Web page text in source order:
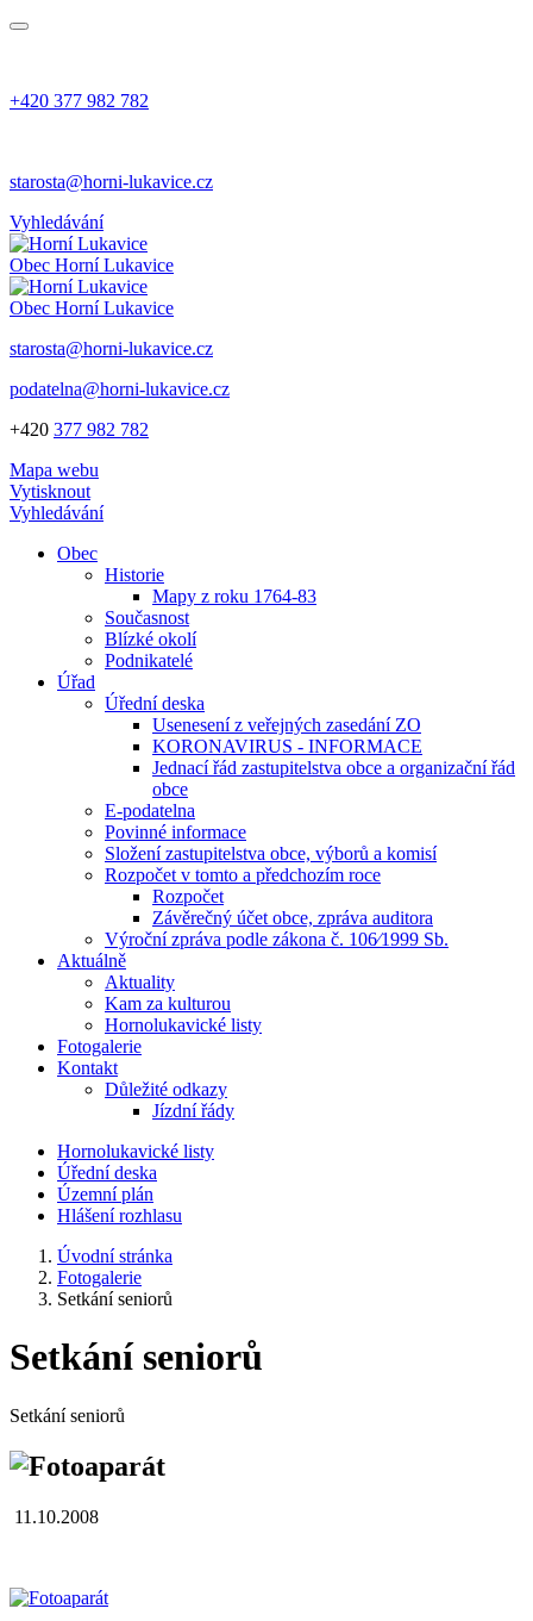
+420 377 982 782
starosta@horni-lukavice.cz
Vyhledávání
Obec Horní Lukavice
Obec Horní Lukavice
starosta@horni-lukavice.cz
podatelna@horni-lukavice.cz
+420 377 982 782
Mapa webu
Vytisknout
Vyhledávání
Obec
Historie
Mapy z roku 1764-83
Současnost
Blízké okolí
Podnikatelé
Úřad
Úřední deska
Usenesení z veřejných zasedání ZO
KORONAVIRUS - INFORMACE
Jednací řád zastupitelstva obce a organizační řád
obce
E-podatelna
Povinné informace
Složení zastupitelstva obce, výborů a komisí
Rozpočet v tomto a předchozím roce
Rozpočet
Závěrečný účet obce, zpráva auditora
Výroční zpráva podle zákona č. 106⁄1999 Sb.
Aktuálně
Aktuality
Kam za kulturou
Hornolukavické listy
Fotogalerie
Kontakt
Důležité odkazy
Jízdní řády
Hornolukavické listy
Úřední deska
Územní plán
Hlášení rozhlasu
Úvodní stránka
Fotogalerie
Setkání seniorů
Setkání seniorů
Setkání seniorů
11.10.2008